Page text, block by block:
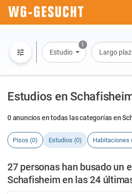
1
Estudio Largo
Estudios en
0 anuncios en todas las categorías en
Pisos (0) Estudios (0) Habitaciones
27 personas han busado un
Schafisheim en las 24